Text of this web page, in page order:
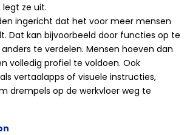
legt ze uit.
ingericht dat het voor meer mensen
Dat kan bijvoorbeeld door functies op te
te verdelen. Mensen hoeven dan
volledig profiel te voldoen. Ook
vertaalapps of visuele instructies,
drempels op de werkvloer weg te